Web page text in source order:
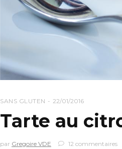
SANS GLUTEN 22/01/2016
Tarte au
par Gregoire VDE 12 commentaires